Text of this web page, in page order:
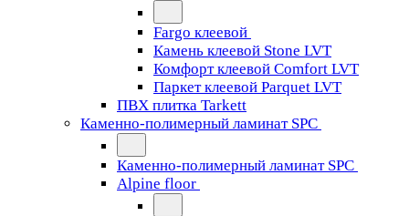
Fargo клеевой
Камень клеевой Stone LVT
Комфорт клеевой Comfort LVT
Паркет клеевой Parquet LVT
ПВХ плитка Tarkett
Каменно-полимерный ламинат SPC
Каменно-полимерный ламинат SPC
Alpine floor